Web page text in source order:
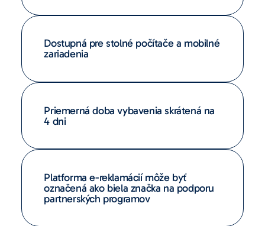
Dostupná pre stolné počítače a mobilné
zariadenia
Priemerná doba vybavenia skrátená na
4 dni
Platforma e-reklamácií môže byť
označená ako biela značka na podporu
partnerských programov